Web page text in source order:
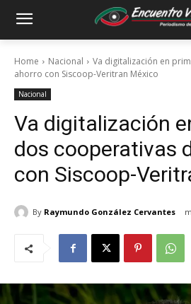
Home Nacional
Va digitalización en
ahorro con Siscoop-Veritran México
Nacional
Va digitalización
dos cooperativas
con Siscoop-
By Raymundo González Cervantes